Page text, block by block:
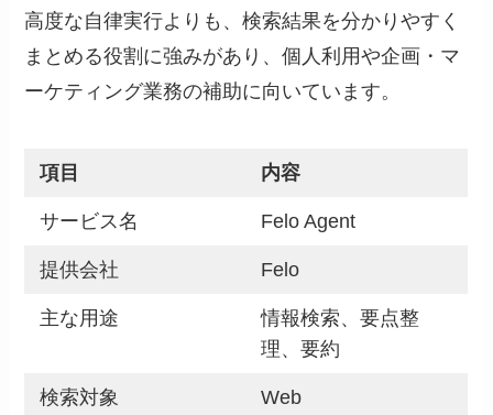
高度な自律実行よりも、検索結果を分かりやすく
まとめる役割に強みがあり、個人利用や企画・マ
ーケティング業務の補助に向いています。
項目 内容
サービス名 Felo Agent
提供会社 Felo
主な用途
情報検索、要点整
理、要約
検索対象 Web